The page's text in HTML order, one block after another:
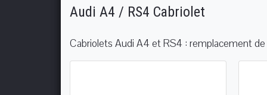
Audi A4 / RS4 Cabriolet
Cabriolets Audi A4 et RS4 : remplacement de